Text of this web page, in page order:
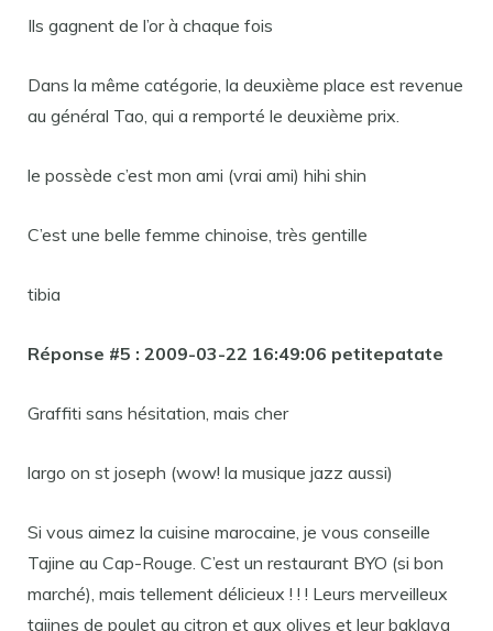
Ils gagnent de l’or à chaque fois
Dans la même catégorie, la deuxième place est revenue
au général Tao, qui a remporté le deuxième prix.
le possède c’est mon ami (vrai ami) hihi shin
C’est une belle femme chinoise, très gentille
tibia
Réponse #5 : 2009-03-22 16:49:06 petitepatate
Graffiti sans hésitation, mais cher
largo on st joseph (wow! la musique jazz aussi)
Si vous aimez la cuisine marocaine, je vous conseille
Tajine au Cap-Rouge. C’est un restaurant BYO (si bon
marché), mais tellement délicieux ! ! ! Leurs merveilleux
tajines de poulet au citron et aux olives et leur baklava